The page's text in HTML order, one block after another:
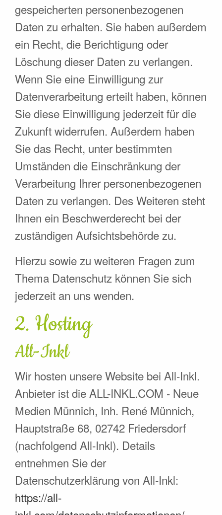
gespeicherten personenbezogenen
Daten zu erhalten. Sie haben außerdem
ein Recht, die Berichtigung oder
Löschung dieser Daten zu verlangen.
Wenn Sie eine Einwilligung zur
Datenverarbeitung erteilt haben, können
Sie diese Einwilligung jederzeit für die
Zukunft widerrufen. Außerdem haben
Sie das Recht, unter bestimmten
Umständen die Einschränkung der
Verarbeitung Ihrer personenbezogenen
Daten zu verlangen. Des Weiteren steht
Ihnen ein Beschwerderecht bei der
zuständigen Aufsichtsbehörde zu.
Hierzu sowie zu weiteren Fragen zum
Thema Datenschutz können Sie sich
jederzeit an uns wenden.
2. Hosting
All-Inkl
Wir hosten unsere Website bei All-Inkl.
Anbieter ist die ALL-INKL.COM - Neue
Medien Münnich, Inh. René Münnich,
Hauptstraße 68, 02742 Friedersdorf
(nachfolgend All-Inkl). Details
entnehmen Sie der
Datenschutzerklärung von All-Inkl:
https://all-